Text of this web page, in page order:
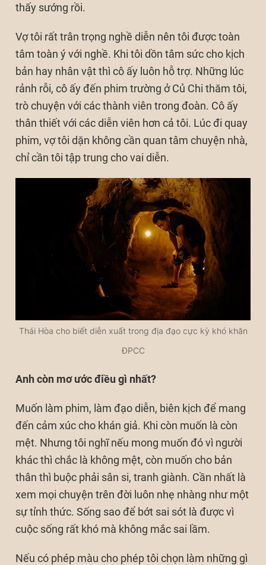
thấy sướng rồi.
Vợ tôi rất trân trọng nghề diễn nên tôi được toàn
tâm toàn ý với nghề. Khi tôi dồn tâm sức cho kịch
bản hay nhân vật thì cô ấy luôn hỗ trợ. Những lúc
rảnh rỗi, cô ấy đến phim trường ở Củ Chi thăm tôi,
trò chuyện với các thành viên trong đoàn. Cô ấy
thân thiết với các diễn viên hơn cả tôi. Lúc đi quay
phim, vợ tôi dặn không cần quan tâm chuyện nhà,
chỉ cần tôi tập trung cho vai diễn.
Thái Hòa cho biết diễn xuất trong địa đạo cực kỳ khó khăn
ĐPCC
Anh còn mơ ước điều gì nhất?
Muốn làm phim, làm đạo diễn, biên kịch để mang
đến cảm xúc cho khán giả. Khi còn muốn là còn
mệt. Nhưng tôi nghĩ nếu mong muốn đó vì người
khác thì chắc là không mệt, còn muốn cho bản
thân thì buộc phải sân si, tranh giành. Cần nhất là
xem mọi chuyện trên đời luôn nhẹ nhàng như một
sự tỉnh thức. Sống sao để bớt sai sót là được vì
cuộc sống rất khó mà không mắc sai lầm.
Nếu có phép màu cho phép tôi chọn làm những gì